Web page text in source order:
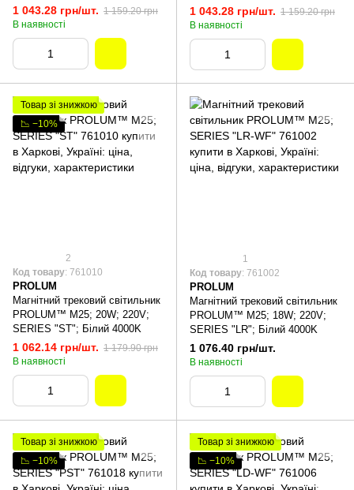
1 043.28 грн/шт. 1 159.20 грн
В наявності
1 043.28 грн/шт. 1 159.20 грн
В наявності
Товар зі знижкою
📉 −10%
2
Код товару: 761010
PROLUM
Магнітний трековий світильник
PROLUM™ M25; 20W; 220V;
SERIES "ST"; Білий 4000K
1 062.14 грн/шт. 1 179.90 грн
В наявності
1
Код товару: 761002
PROLUM
Магнітний трековий світильник
PROLUM™ M25; 18W; 220V;
SERIES "LR"; Білий 4000K
1 076.40 грн/шт.
В наявності
Товар зі знижкою
📉 −10%
Товар зі знижкою
📉 −10%